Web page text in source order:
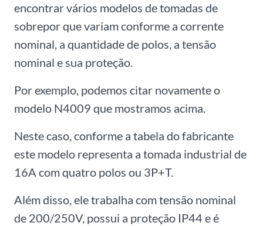
encontrar vários modelos de tomadas de
sobrepor que variam conforme a corrente
nominal, a quantidade de polos, a tensão
nominal e sua proteção.
Por exemplo, podemos citar novamente o
modelo N4009 que mostramos acima.
Neste caso, conforme a tabela do fabricante
este modelo representa a tomada industrial de
16A com quatro polos ou 3P+T.
Além disso, ele trabalha com tensão nominal
de 200/250V, possui a proteção IP44 e é